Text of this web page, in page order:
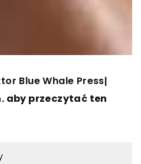
Blue Whale Press|
aby przeczytać ten